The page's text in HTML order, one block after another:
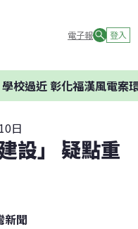
電子報 登入
近 彰化福漢風電案環委建
日
設」 疑點重
新聞